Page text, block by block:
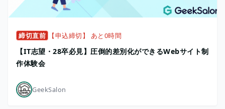
締切直前 【申込締切】 あと0時間
【IT志望・28卒必見】圧倒的差別化ができるWebサイト制
作体験会
GeekSalon